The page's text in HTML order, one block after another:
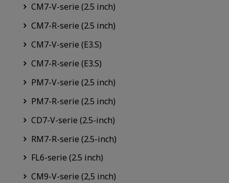
CM7-V-serie (2.5 inch)
CM7-R-serie (2.5 inch)
CM7-V-serie (E3.S)
CM7-R-serie (E3.S)
PM7-V-serie (2.5 inch)
PM7-R-serie (2.5 inch)
CD7-V-serie (2.5-inch)
RM7-R-serie (2.5-inch)
FL6-serie (2.5 inch)
CM9-V-serie (2,5 inch)